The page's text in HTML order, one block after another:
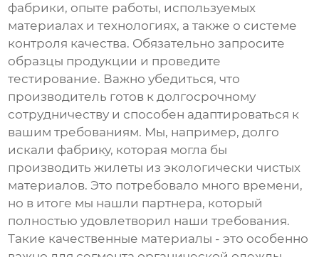
фабрики, опыте работы, используемых
материалах и технологиях, а также о системе
контроля качества. Обязательно запросите
образцы продукции и проведите
тестирование. Важно убедиться, что
производитель готов к долгосрочному
сотрудничеству и способен адаптироваться к
вашим требованиям. Мы, например, долго
искали фабрику, которая могла бы
производить жилеты из экологически чистых
материалов. Это потребовало много времени,
но в итоге мы нашли партнера, который
полностью удовлетворил наши требования.
Такие качественные материалы - это особенно